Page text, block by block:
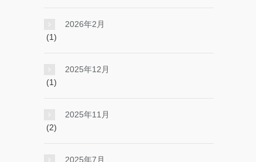
2026年2月
(1)
2025年12月
(1)
2025年11月
(2)
2025年7月